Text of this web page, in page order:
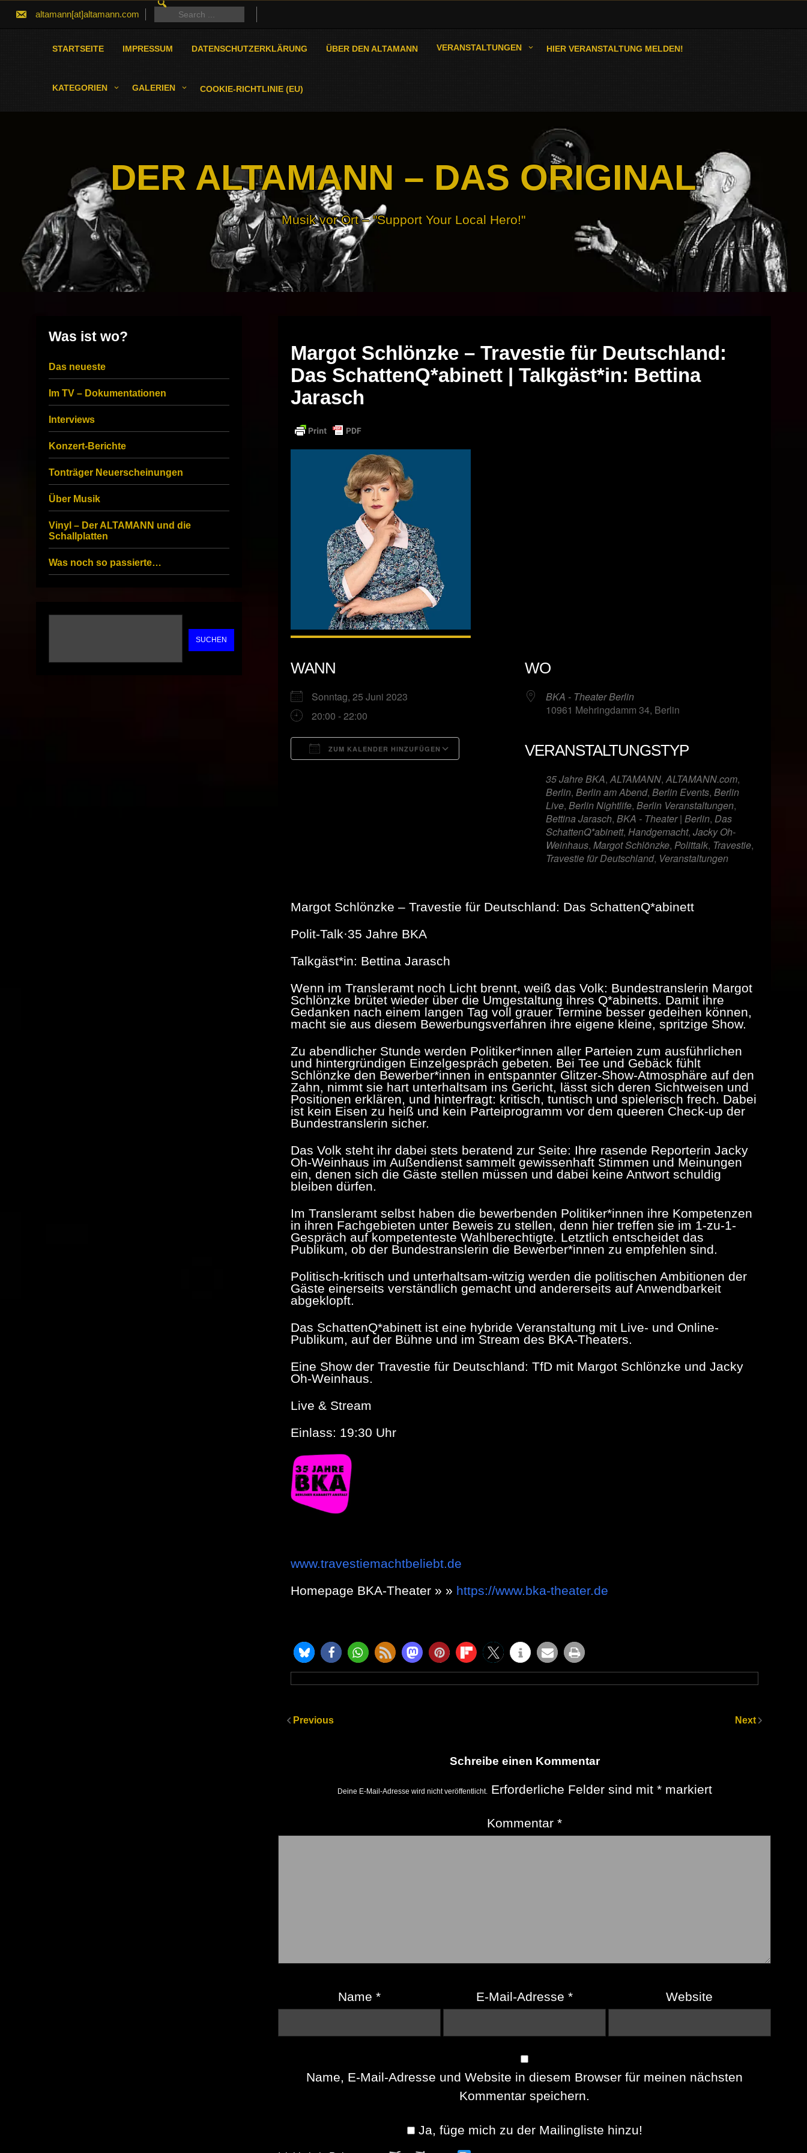
altamann[at]altamann.com
FOR:
Search
for:
STARTSEITE IMPRESSUM DATENSCHUTZERKLÄRUNG ÜBER DEN ALTAMANN VERANSTALTUNGEN HIER VERANSTALTUNG MELDEN!
KATEGORIEN GALERIEN COOKIE-RICHTLINIE (EU)
DER ALTAMANN – DAS ORIGINAL
Musik vor Ort – "Support Your Local Hero!"
Margot Schlönzke – Travestie für Deutschland:
Das SchattenQ*abinett | Talkgäst*in: Bettina
Jarasch
WANN
Sonntag, 25 Juni 2023
20:00 - 22:00
ZUM KALENDER HINZUFÜGEN
WO
BKA - Theater Berlin
10961 Mehringdamm 34, Berlin
VERANSTALTUNGSTYP
35 Jahre BKA,ALTAMANN,ALTAMANN.com,
Berlin, Berlin am Abend, Berlin Events, Berlin
Live, Berlin Nightlife, Berlin Veranstaltungen,
Bettina Jarasch, BKA - Theater | Berlin, Das
SchattenQ*abinett, Handgemacht, Jacky Oh-
Weinhaus, Margot Schlönzke, Polittalk, Travestie,
Travestie für Deutschland, Veranstaltungen
Margot Schlönzke – Travestie für Deutschland: Das SchattenQ*abinett
Polit-Talk·35 Jahre BKA
Talkgäst*in: Bettina Jarasch
Wenn im Transleramt noch Licht brennt, weiß das Volk: Bundestranslerin Margot
Schlönzke brütet wieder über die Umgestaltung ihres Q*abinetts. Damit ihre
Gedanken nach einem langen Tag voll grauer Termine besser gedeihen können,
macht sie aus diesem Bewerbungsverfahren ihre eigene kleine, spritzige Show.
Zu abendlicher Stunde werden Politiker*innen aller Parteien zum ausführlichen
und hintergründigen Einzelgespräch gebeten. Bei Tee und Gebäck fühlt
Schlönzke den Bewerber*innen in entspannter Glitzer-Show-Atmosphäre auf den
Zahn, nimmt sie hart unterhaltsam ins Gericht, lässt sich deren Sichtweisen und
Positionen erklären, und hinterfragt: kritisch, tuntisch und spielerisch frech. Dabei
ist kein Eisen zu heiß und kein Parteiprogramm vor dem queeren Check-up der
Bundestranslerin sicher.
Das Volk steht ihr dabei stets beratend zur Seite: Ihre rasende Reporterin Jacky
Oh-Weinhaus im Außendienst sammelt gewissenhaft Stimmen und Meinungen
ein, denen sich die Gäste stellen müssen und dabei keine Antwort schuldig
bleiben dürfen.
Im Transleramt selbst haben die bewerbenden Politiker*innen ihre Kompetenzen
in ihren Fachgebieten unter Beweis zu stellen, denn hier treffen sie im 1-zu-1-
Gespräch auf kompetenteste Wahlberechtigte. Letztlich entscheidet das
Publikum, ob der Bundestranslerin die Bewerber*innen zu empfehlen sind.
Politisch-kritisch und unterhaltsam-witzig werden die politischen Ambitionen der
Gäste einerseits verständlich gemacht und andererseits auf Anwendbarkeit
abgeklopft.
Das SchattenQ*abinett ist eine hybride Veranstaltung mit Live- und Online-
Publikum, auf der Bühne und im Stream des BKA-Theaters.
Eine Show der Travestie für Deutschland: TfD mit Margot Schlönzke und Jacky
Oh-Weinhaus.
Live & Stream
Einlass: 19:30 Uhr
www.travestiemachtbeliebt.de
Homepage BKA-Theater » » https://www.bka-theater.de
Previous Next
Schreibe einen Kommentar
Deine E-Mail-Adresse wird nicht veröffentlicht. Erforderliche Felder sind mit *markiert
Kommentar*
Name* E-Mail-Adresse* Website
Name, E-Mail-Adresse und Website in diesem Browser für meinen nächsten
Kommentar speichern.
Ja, füge mich zu der Mailingliste hinzu!
Was ist wo?
Das neueste
Im TV – Dokumentationen
Interviews
Konzert-Berichte
Tonträger Neuerscheinungen
Über Musik
Vinyl – Der ALTAMANN und die
Schallplatten
Was noch so passierte…
SUCHEN